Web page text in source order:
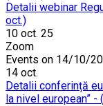
Detalii webinar
oct.)
10 oct. 25
Zoom
Events on 14/10/
14 oct.
Detalii conferință
la nivel european” -